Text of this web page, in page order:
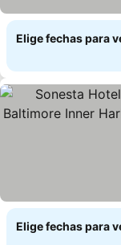
Elige fechas para
Elige fechas para